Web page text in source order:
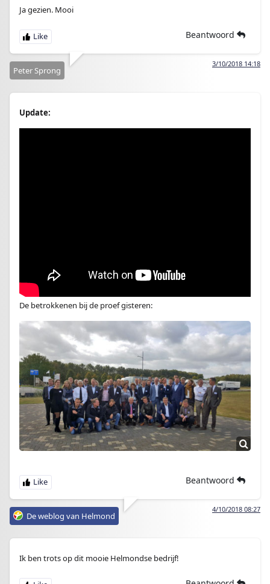
Ja gezien. Mooi
Beantwoord
3/10/2018 14:18
Peter Sprong
Update:
De betrokkenen bij de proef gisteren:
Beantwoord
4/10/2018 08:27
De weblog van Helmond
Ik ben trots op dit mooie Helmondse bedrijf!